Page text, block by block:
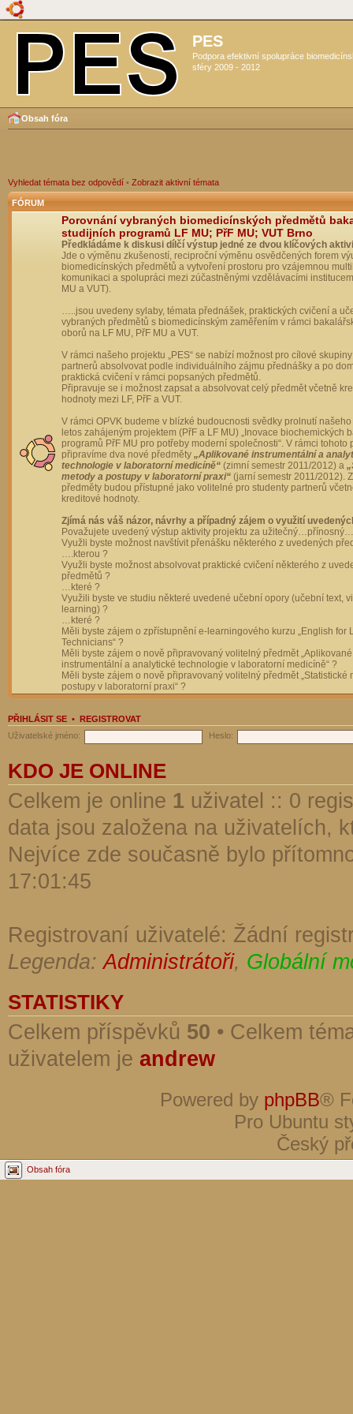
PES
Podpora efektivní spolupráce
sféry 2009 - 2012
Obsah fóra
Vyhledat témata bez odpovědí • Zobrazit aktivní témata
FÓRUM
Porovnání vybraných biomedicínských předmětů
studijních programů LF MU; PřF MU; VUT Brno
Předkládáme k diskusi dílčí výstup jedné ze dvou klíčových
Jde o výměnu zkušeností, reciproční výměnu osvědčených forem
biomedicínských předmětů a vytvoření prostoru pro vzájemnou
komunikaci a spolupráci mezi zúčastněnými vzdělávacími
MU a VUT).
…..jsou uvedeny sylaby, témata přednášek, praktických cvičení a
vybraných předmětů s biomedicínským zaměřením v rámci
oborů na LF MU, PřF MU a VUT.
V rámci našeho projektu „PES“ se nabízí možnost pro cílové
partnerů absolvovat podle individuálního zájmu přednášky a po
praktická cvičení v rámci popsaných předmětů.
Připravuje se i možnost zapsat a absolvovat celý předmět včetně
hodnoty mezi LF, PřF a VUT.
V rámci OPVK budeme v blízké budoucnosti svědky prolnutí
letos zahájeným projektem (PřF a LF MU) „Inovace biochemických
programů PřF MU pro potřeby moderní společnosti“. V rámci tohoto
připravíme dva nové předměty „Aplikované instrumentální a
technologie v laboratorní medicíně“ (zimní semestr 2011/2012) a
metody a postupy v laboratorní praxi“ (jarní semestr 2011/2012).
předměty budou přístupné jako volitelné pro studenty partnerů
kreditové hodnoty.
Zjímá nás váš názor, návrhy a případný zájem o využití
Považujete uvedený výstup aktivity projektu za
Využli byste možnost navštívit přenášku některého z uvedených
….kterou ?
Využli byste možnost absolvovat praktické cvičení některého z
předmětů ?
…které ?
Využili byste ve studiu některé uvedené učební opory (učební text,
learning) ?
…které ?
Měli byste zájem o zpřístupnění e-learningového kurzu „English for
Technicians“ ?
Měli byste zájem o nově připravovaný volitelný předmět „Aplikované
instrumentální a analytické technologie v laboratorní medicíně“ ?
Měli byste zájem o nově připravovaný volitelný předmět „Statistické
postupy v laboratorní praxi“ ?
PŘIHLÁSIT SE • REGISTROVAT
Uživatelské jméno:
Heslo:
KDO JE ONLINE
Celkem je online 1 uživatel :: 0
data jsou založena na uživatelích,
Nejvíce zde současně bylo
17:01:45
Registrovaní uživatelé: Žádní
Legenda:Administrátoři, Globální
STATISTIKY
Celkem příspěvků 50 • Celkem
uživatelem je andrew
Powered by phpBB®
Pro Ubuntu
Český
Obsah fóra